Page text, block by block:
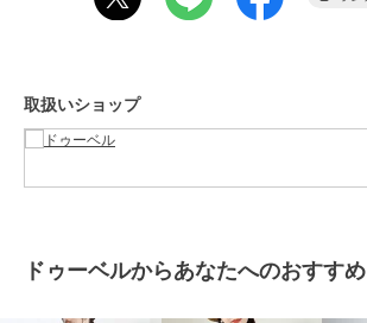
……………………
ブランド ドゥーベル
取扱いショップ
ドゥーベルからあなたへのおすすめ